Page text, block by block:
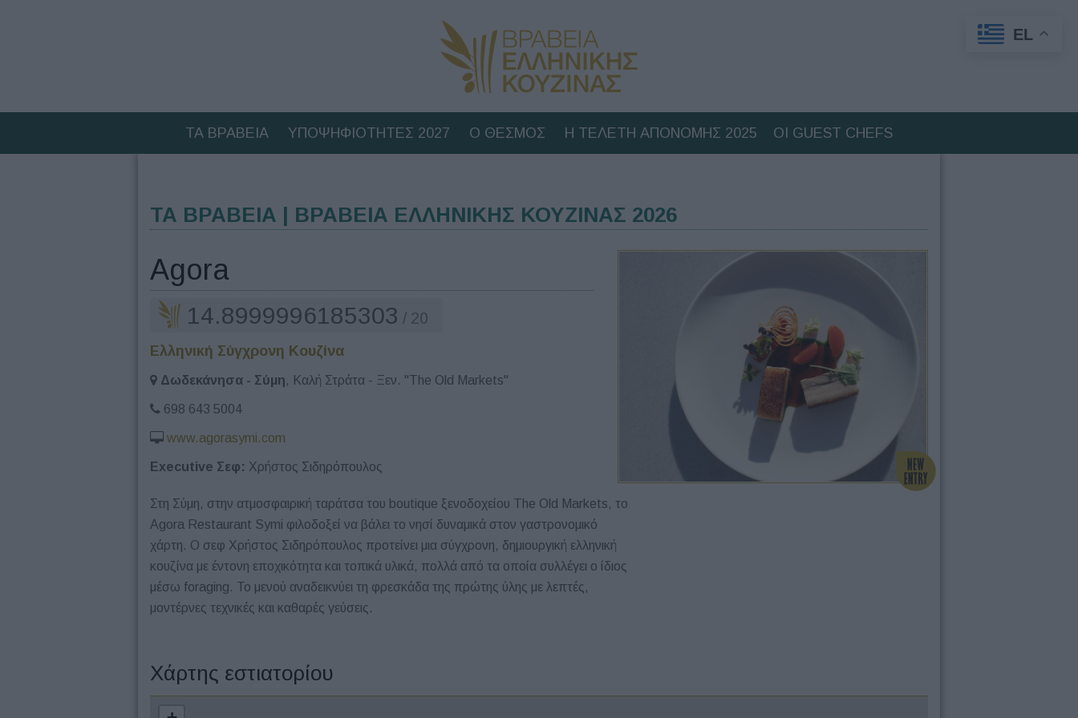
ΤΑ ΒΡΑΒΕΙΑ ΥΠΟΨΗΦΙΟΤΗΤΕΣ 2027 Ο ΘΕΣΜΟΣ Η ΤΕΛΕΤΗ ΑΠΟΝΟΜΗΣ 2025 ΟΙ GUEST CHEFS
ΤΑ ΒΡΑΒΕΙΑ | ΒΡΑΒΕΙΑ ΕΛΛΗΝΙΚΗΣ ΚΟΥΖΙΝΑΣ 2026
Agora
14.8999996185303 / 20
Ελληνική Σύγχρονη Κουζίνα
Δωδεκάνησα - Σύμη, Καλή Στράτα - Ξεν. "The Old Markets"
698 643 5004
www.agorasymi.com
Executive Σεφ: Χρήστος Σιδηρόπουλος
Στη Σύμη, στην ατμοσφαιρική ταράτσα του boutique ξενοδοχείου The Old Markets, το
Agora Restaurant Symi φιλοδοξεί να βάλει το νησί δυναμικά στον γαστρονομικό
χάρτη. Ο σεφ Χρήστος Σιδηρόπουλος προτείνει μια σύγχρονη, δημιουργική ελληνική
κουζίνα με έντονη εποχικότητα και τοπικά υλικά, πολλά από τα οποία συλλέγει ο ίδιος
μέσω foraging. Το μενού αναδεικνύει τη φρεσκάδα της πρώτης ύλης με λεπτές,
μοντέρνες τεχνικές και καθαρές γεύσεις.
Χάρτης εστιατορίου
EL